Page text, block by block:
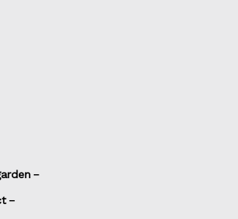
－
－